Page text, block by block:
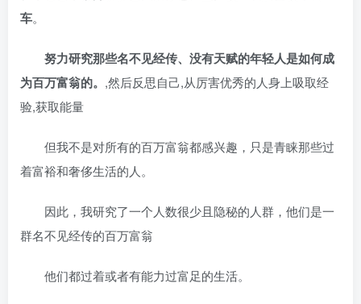
车。
努力研究那些名不见经传、没有天赋的年轻人是如何成
为百万富翁的。 ,然后反思自己,从厉害优秀的人身上吸取经
验,获取能量
但我不是对所有的百万富翁都感兴趣，只是青睐那些过
着富裕和奢侈生活的人。
因此，我研究了一个人数很少且隐秘的人群，他们是一
群名不见经传的百万富翁
他们都过着或者有能力过富足的生活。